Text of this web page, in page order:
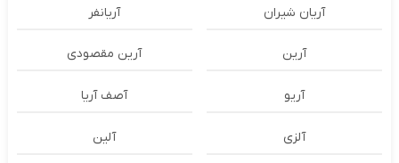
آریان شیران آریانفر
آرین آرین مقصودی
آریو آصف آریا
آلزی آلین